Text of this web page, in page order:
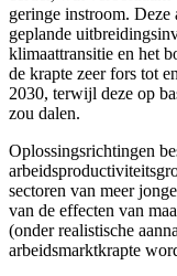
geringe instroom. Deze
geplande
klimaattransitie en het
de krapte zeer fors tot
2030, terwijl deze op
zou dalen.
Oplossingsrichtingen
sectoren van meer
van de effecten van
(onder realistische
arbeidsmarktkrapte